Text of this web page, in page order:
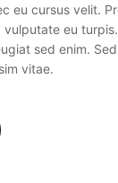
eu cursus velit.
eu
sed enim.
vitae.